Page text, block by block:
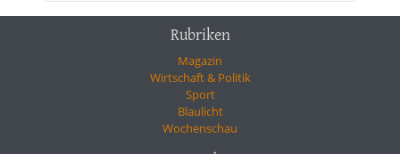
Rubriken
Magazin
Wirtschaft & Politik
Sport
Blaulicht
Wochenschau